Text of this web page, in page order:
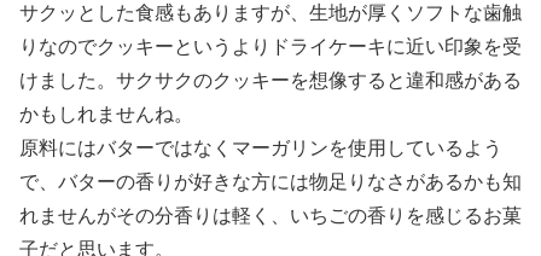
サクッとした食感もありますが、生地が厚くソフトな歯触
りなのでクッキーというよりドライケーキに近い印象を受
けました。サクサクのクッキーを想像すると違和感がある
かもしれませんね。
原料にはバターではなくマーガリンを使用しているよう
で、バターの香りが好きな方には物足りなさがあるかも知
れませんがその分香りは軽く、いちごの香りを感じるお菓
子だと思います。